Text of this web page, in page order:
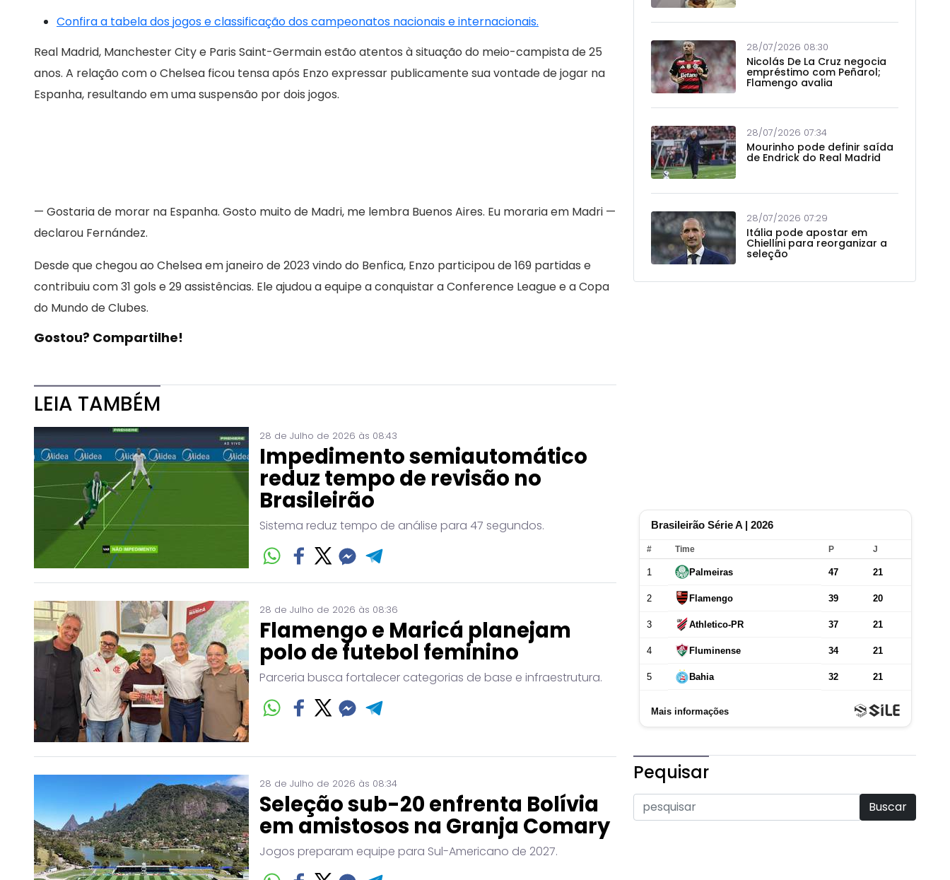
Confira a tabela dos jogos e classificação dos campeonatos nacionais e internacionais.
Real Madrid, Manchester City e Paris Saint-Germain estão atentos à situação do meio-campista de 25
anos. A relação com o Chelsea ficou tensa após Enzo expressar publicamente sua vontade de jogar na
Espanha, resultando em uma suspensão por dois jogos.
— Gostaria de morar na Espanha. Gosto muito de Madri, me lembra Buenos Aires. Eu moraria em Madri —
declarou Fernández.
Desde que chegou ao Chelsea em janeiro de 2023 vindo do Benfica, Enzo participou de 169 partidas e
contribuiu com 31 gols e 29 assistências. Ele ajudou a equipe a conquistar a Conference League e a Copa
do Mundo de Clubes.
Gostou? Compartilhe!
LEIA TAMBÉM
28 de Julho de 2026 às 08:43
Impedimento semiautomático
reduz tempo de revisão no
Brasileirão
Sistema reduz tempo de análise para 47 segundos.
28 de Julho de 2026 às 08:36
Flamengo e Maricá planejam
polo de futebol feminino
Parceria busca fortalecer categorias de base e infraestrutura.
28 de Julho de 2026 às 08:34
Seleção sub-20 enfrenta Bolívia
em amistosos na Granja Comary
Jogos preparam equipe para Sul-Americano de 2027.
28/07/2026 08:30
Nicolás De La Cruz negocia
empréstimo com Peñarol;
Flamengo avalia
28/07/2026 07:34
Mourinho pode definir saída
de Endrick do Real Madrid
28/07/2026 07:29
Itália pode apostar em
Chiellini para reorganizar a
seleção
Pequisar